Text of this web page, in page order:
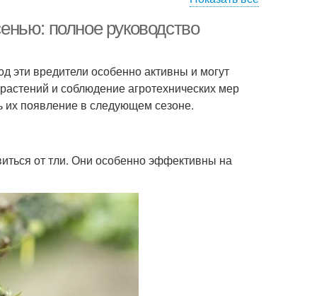
полное руководство
эти вредители особенно активны и могут
и соблюдение агротехнических мер
их появление в следующем сезоне.
от тли. Они особенно эффективны на